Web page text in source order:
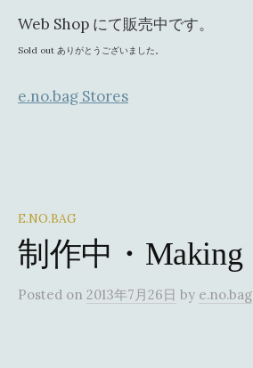
Web Shop にて販売中です。
Sold out ありがとうございました。
e.no.bag Stores
E.NO.BAG
制作中・Making
Posted on 2013年7月26日 by e.no.bag